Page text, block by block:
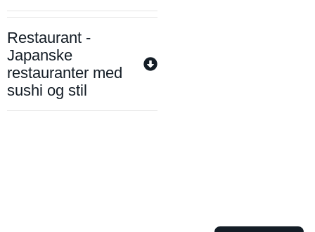
Restaurant -
Japanske
restauranter med
sushi og stil